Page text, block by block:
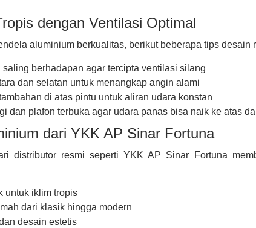
dengan Ventilasi Optimal
aluminium berkualitas, berikut beberapa tips desain
berhadapan agar tercipta ventilasi silang
dan selatan untuk menangkap angin alami
di atas pintu untuk aliran udara konstan
dan plafon terbuka agar udara panas bisa naik ke atas
dari YKK AP Sinar Fortuna
distributor resmi seperti YKK AP Sinar Fortuna
untuk iklim tropis
dari klasik hingga modern
desain estetis